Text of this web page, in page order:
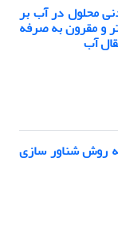
محلول در آب بر
و مقرون به صرفه
آب
روش شناور سازی